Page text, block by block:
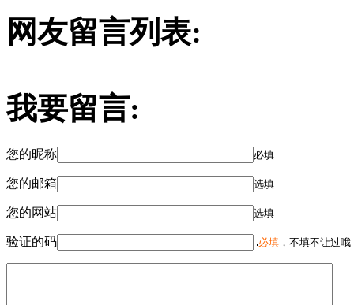
网友留言列表:
我要留言:
您的昵称 必填
您的邮箱 选填
您的网站 选填
验证的码 必填 ，不填不让过